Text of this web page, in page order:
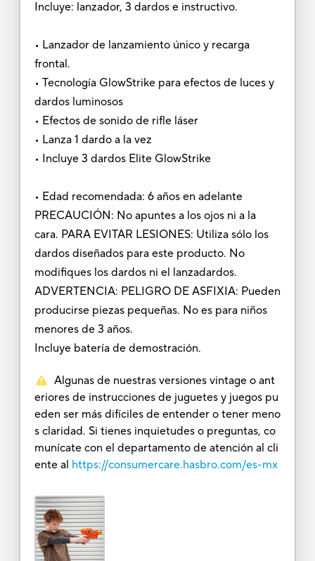
Incluye: lanzador, 3 dardos e instructivo.
• Lanzador de lanzamiento único y recarga
frontal.
• Tecnología GlowStrike para efectos de luces y
dardos luminosos
• Efectos de sonido de rifle láser
• Lanza 1 dardo a la vez
• Incluye 3 dardos Elite GlowStrike
• Edad recomendada: 6 años en adelante
PRECAUCIÓN: No apuntes a los ojos ni a la
cara. PARA EVITAR LESIONES: Utiliza sólo los
dardos diseñados para este producto. No
modifiques los dardos ni el lanzadardos.
ADVERTENCIA: PELIGRO DE ASFIXIA: Pueden
producirse piezas pequeñas. No es para niños
menores de 3 años.
Incluye batería de demostración.
Algunas de nuestras versiones vintage o ant
eriores de instrucciones de juguetes y juegos pu
eden ser más difíciles de entender o tener meno
s claridad. Si tienes inquietudes o preguntas, co
munícate con el departamento de atención al cli
ente al https://consumercare.hasbro.com/es-mx